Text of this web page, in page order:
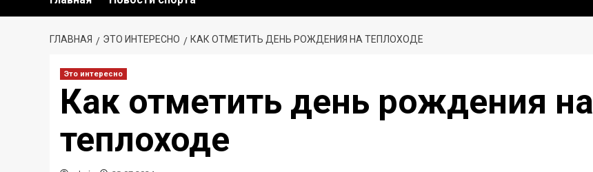
ГЛАВНАЯ ЭТО ИНТЕРЕСНО КАК ОТМЕТИТЬ ДЕНЬ РОЖДЕНИЯ НА ТЕПЛОХОДЕ
Это интересно
Как отметить день рождения на
теплоходе